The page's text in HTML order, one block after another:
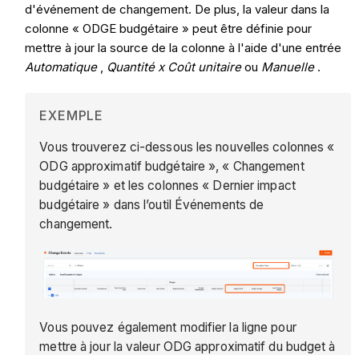
d'événement de changement. De plus, la valeur dans la
colonne « ODGE budgétaire » peut être définie pour
mettre à jour la source de la colonne à l'aide d'une entrée
Automatique, Quantité x Coût unitaireou Manuelle.
EXEMPLE
Vous trouverez ci-dessous les nouvelles colonnes «
ODG approximatif budgétaire », « Changement
budgétaire » et les colonnes « Dernier impact
budgétaire » dans l’outil Événements de
changement.
Vous pouvez également modifier la ligne pour
mettre à jour la valeur ODG approximatif du budget à